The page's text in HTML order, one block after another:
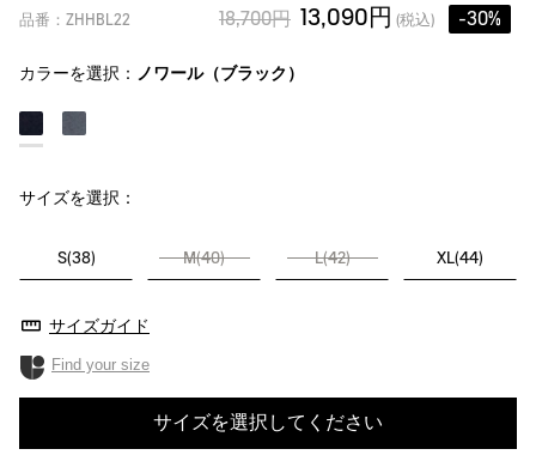
品番：ZHHBL22 18,700円 13,090円 (税込) -30%
カラーを選択： ノワール（ブラック）
サイズを選択：
S(38) M(40) L(42) XL(44)
サイズガイド
Find your size
サイズを選択してください